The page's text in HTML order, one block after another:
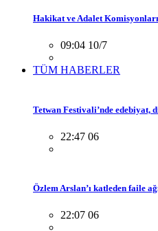
Hakikat ve Adalet Komisyonları
09:04 10/7
TÜM HABERLER
Tetwan Festivali’nde edebiyat,
22:47 06
Özlem Arslan’ı katleden faile
22:07 06